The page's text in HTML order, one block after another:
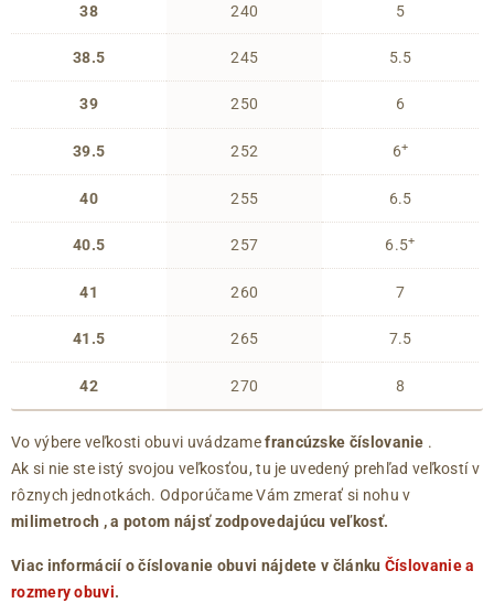
38
38.5
39
39.5
40
40.5
41
41.5
42
240
245
250
252
255
257
260
265
270
5
5.5
6
6+
6.5
6.5+
7
7.5
8
Vo výbere veľkosti obuvi uvádzamefrancúzske číslovanie .
Ak si nie ste istý svojou veľkosťou, tu je uvedený prehľad veľkostí v
rôznych jednotkách. Odporúčame Vám zmerať si nohu v
milimetroch , a potom nájsť zodpovedajúcu veľkosť.
Viac informácií o číslovanie obuvi nájdete v článku Číslovanie a
rozmery obuvi.